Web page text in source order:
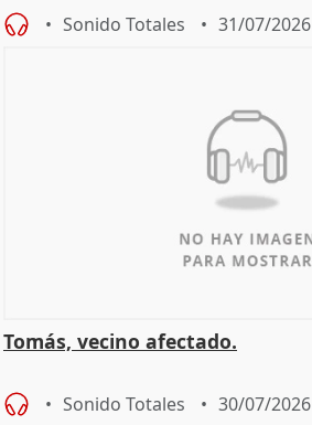
Sonido Totales 31/07/2026
Tomás, vecino afectado.
Sonido Totales 30/07/2026